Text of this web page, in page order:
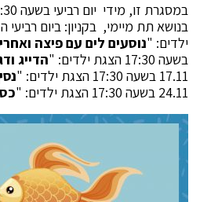
ילדים: "נוסעים לים עם פיצה
בשעה 17:30 הצגת ילדים: "
הדייג
17.11 בשעה 17:30 הצגת ילדים: "
24.11 בשעה 17:30 הצגת ילדים: "